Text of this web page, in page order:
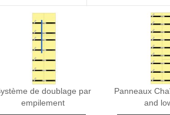
de doublage par
empilement
Panneaux
and